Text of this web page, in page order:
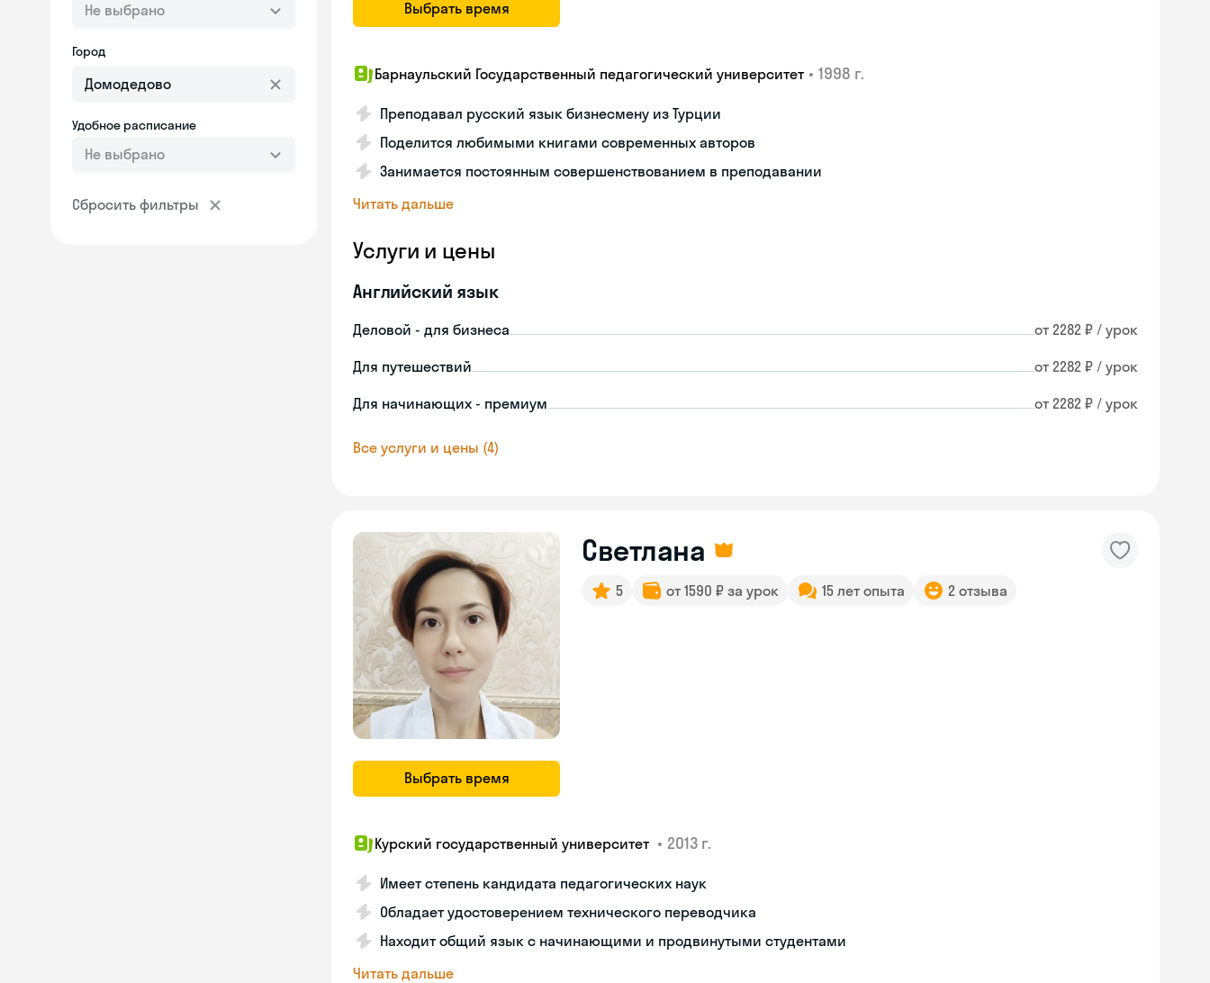
Не выбрано
Город
Удобное расписание
Не выбрано
Сбросить фильтры
Выбрать время
Барнаульский Государственный педагогический университет • 1998 г.
Преподавал русский язык бизнесмену из Турции
Поделится любимыми книгами современных авторов
Занимается постоянным совершенствованием в преподавании
Читать дальше
Услуги и цены
Английский язык
Деловой - для бизнеса от 2282 ₽ / урок
Для путешествий от 2282 ₽ / урок
Для начинающих - премиум от 2282 ₽ / урок
Все услуги и цены (4)
Выбрать время
Светлана
5 от 1590 ₽ за урок 15 лет опыта 2 отзыва
Курский государственный университет • 2013 г.
Имеет степень кандидата педагогических наук
Обладает удостоверением технического переводчика
Находит общий язык с начинающими и продвинутыми студентами
Читать дальше